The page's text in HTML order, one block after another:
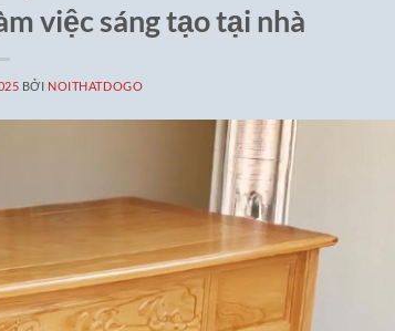
việc sáng tạo tại nhà
BỞI NOITHATDOGO